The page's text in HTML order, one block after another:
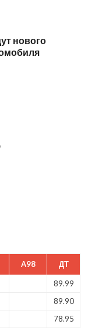
нового
A98 ДТ
89.99
89.90
78.95